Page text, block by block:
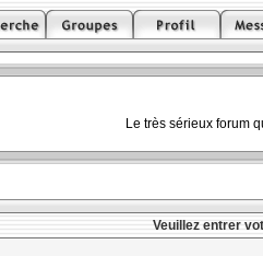
Le très sérieux forum
Veuillez entrer